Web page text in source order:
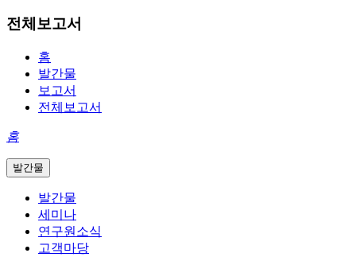
전체보고서
홈
발간물
보고서
전체보고서
홈
발간물
발간물
세미나
연구원소식
고객마당